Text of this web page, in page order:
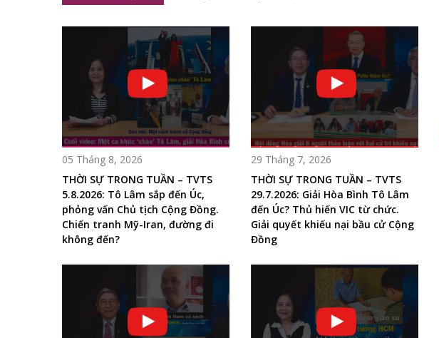
05 Tháng 8, 2026
THỜI SỰ TRONG TUẦN – TVTS
5.8.2026: Tô Lâm sắp đến Úc,
phỏng vấn Chủ tịch Cộng Đồng.
Chiến tranh Mỹ-Iran, đường đi
không đến?
29 Tháng 7, 2026
THỜI SỰ TRONG TUẦN – TVTS
29.7.2026: Giải Hòa Bình Tô Lâm
đến Úc? Thủ hiến VIC từ chức.
Giải quyết khiếu nại bầu cử Cộng
Đồng